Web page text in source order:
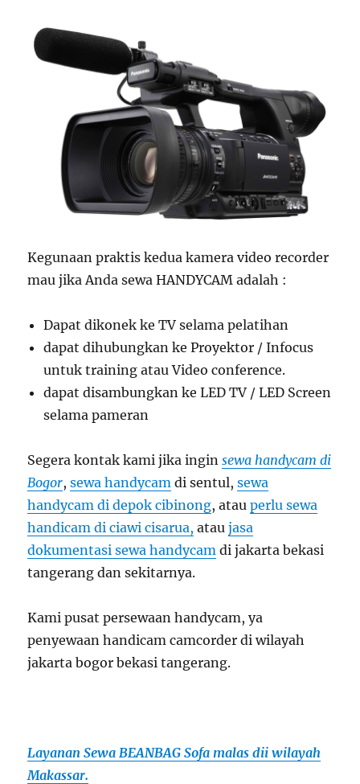
Kegunaan praktis kedua kamera video recorder
mau jika Anda sewa HANDYCAM adalah :
Dapat dikonek ke TV selama pelatihan
dapat dihubungkan ke Proyektor / Infocus
untuk training atau Video conference.
dapat disambungkan ke LED TV / LED Screen
selama pameran
Segera kontak kami jika inginsewa handycam di
Bogor,sewa handycam di sentul,sewa
handycam di depok cibinong, atauperlu sewa
handicam di ciawi cisarua, ataujasa
dokumentasi sewa handycam di jakarta bekasi
tangerang dan sekitarnya.
Kami pusat persewaan handycam, ya
penyewaan handicam camcorder di wilayah
jakarta bogor bekasi tangerang.
Layanan Sewa BEANBAG Sofa malas dii wilayah
Makassar.